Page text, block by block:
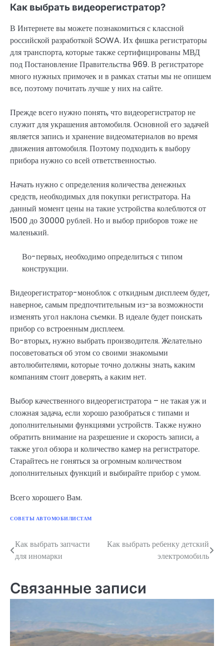
Как выбрать видеорегистратор?
В Интернете вы можете познакомиться с классной
российской разработкой SOWA. Их фишка регистраторы
для транспорта, которые также сертифицированы МВД
под Постановление Правительства 969. В регистраторе
много нужных примочек и в рамках статьи мы не опишем
все, поэтому почитать лучше у них на сайте.
Прежде всего нужно понять, что видеорегистратор не
служит для украшения автомобиля. Основной его задачей
является запись и хранение видеоматериалов во время
движения автомобиля. Поэтому подходить к выбору
прибора нужно со всей ответственностью.
Начать нужно с определения количества денежных
средств, необходимых для покупки регистратора. На
данный момент цены на такие устройства колеблются от
1500 до 30000 рублей. Но и выбор приборов тоже не
маленький.
Во-первых, необходимо определиться с типом
конструкции.
Видеорегистратор-моноблок с откидным дисплеем будет,
наверное, самым предпочтительным из-за возможности
изменять угол наклона съемки. В идеале будет поискать
прибор со встроенным дисплеем.
Во-вторых, нужно выбрать производителя. Желательно
посоветоваться об этом со своими знакомыми
автолюбителями, которые точно должны знать, каким
компаниям стоит доверять, а каким нет.
Выбор качественного видеорегистратора – не такая уж и
сложная задача, если хорошо разобраться с типами и
дополнительными функциями устройств. Также нужно
обратить внимание на разрешение и скорость записи, а
также угол обзора и количество камер на регистраторе.
Старайтесь не гоняться за огромным количеством
дополнительных функций и выбирайте прибор с умом.
Всего хорошего Вам.
СОВЕТЫ АВТОМОБИЛИСТАМ
Навигация
по
записям
Как выбрать запчасти
для иномарки
Как выбрать ребенку детский
электромобиль
Связанные записи